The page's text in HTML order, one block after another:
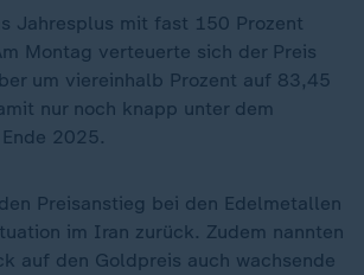
Jahresplus mit fast 150 Prozent
Montag verteuerte sich der Preis
um viereinhalb Prozent auf 83,45
nur noch knapp unter dem
2025.
Preisanstieg bei den Edelmetallen
im Iran zurück. Zudem nannten
auf den Goldpreis auch wachsende